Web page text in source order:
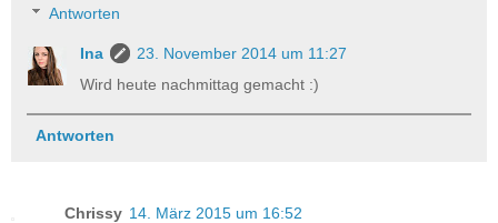
Antworten
Ina
23. November 2014 um 11:27
Wird heute nachmittag gemacht :)
Antworten
Chrissy 14. März 2015 um 16:52